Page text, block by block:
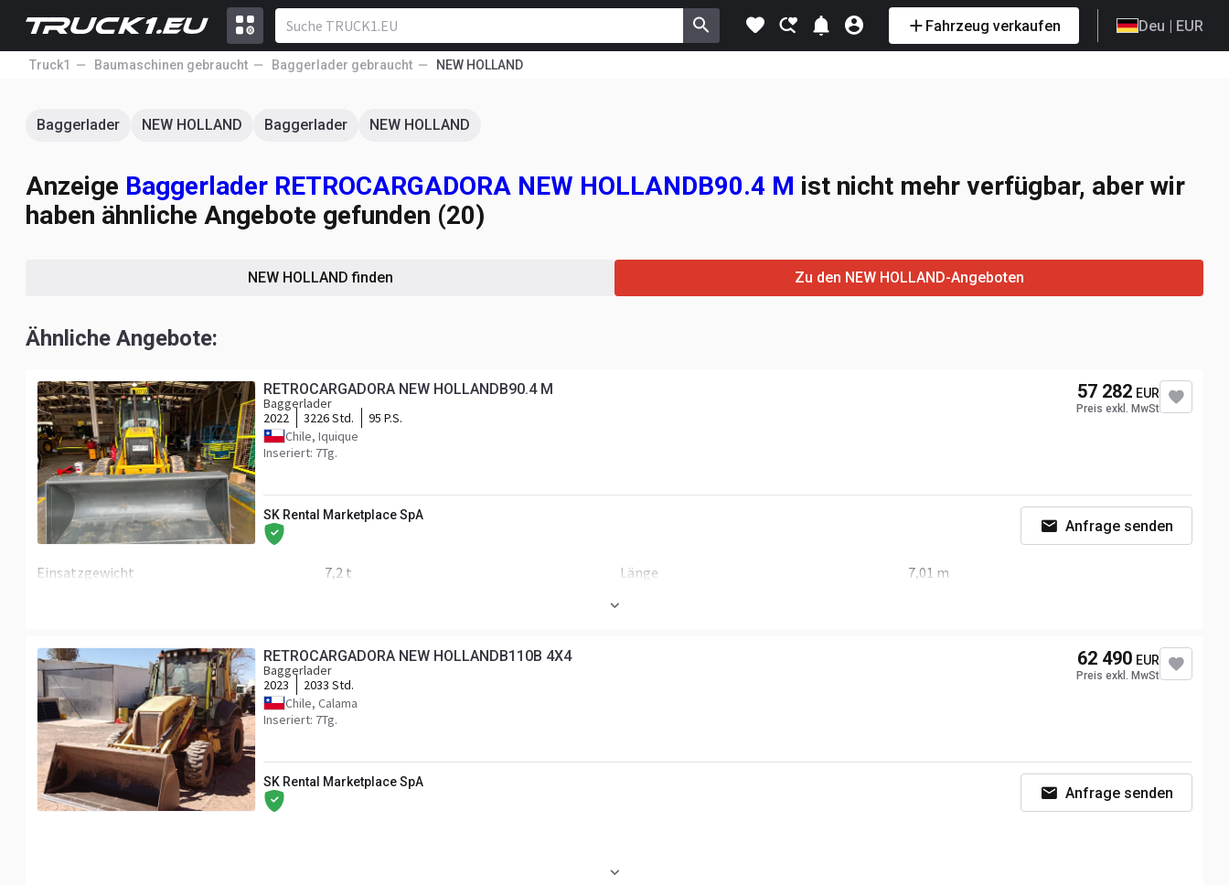
Fahrzeug verkaufen Deu | EUR
Truck1 Baumaschinen gebraucht Baggerlader gebraucht NEW HOLLAND
Baggerlader NEW HOLLAND Baggerlader NEW HOLLAND
Anzeige Baggerlader RETROCARGADORA NEW HOLLANDB90.4 M ist nicht mehr verfügbar, aber wir
haben ähnliche Angebote gefunden (20)
NEW HOLLAND finden Zu den NEW HOLLAND-Angeboten
Ähnliche Angebote:
RETROCARGADORA NEW HOLLANDB90.4 M
Baggerlader
2022
3226 Std.
95 P.S.
Chile, Iquique
Inseriert: 7Tg.
57 282 EUR
Preis exkl. MwSt
SK Rental Marketplace SpA
Anfrage senden
Einsatzgewicht 7,2 t Länge
7,01 m
Motor/Antrieb
Motor NEW HOLLAND
Kabine
Klimaanlage
RETROCARGADORA NEW HOLLANDB110B 4X4
Baggerlader
2023
2033 Std.
Chile, Calama
Inseriert: 7Tg.
62 490 EUR
Preis exkl. MwSt
SK Rental Marketplace SpA
Anfrage senden